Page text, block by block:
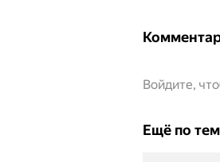
Войдите,
Ещё по